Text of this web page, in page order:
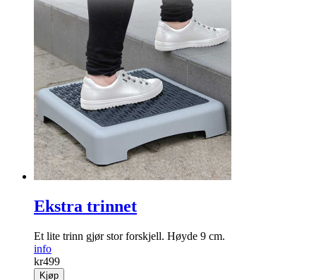
Ekstra trinnet
Et lite trinn gjør stor forskjell. Høyde 9 cm.
info
kr499
Kjøp